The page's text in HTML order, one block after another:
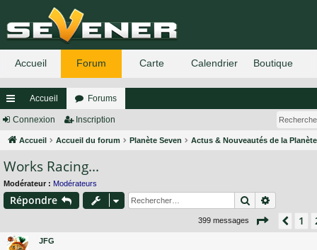
ac
co
ur
ci
Accueil Forums
Connexion Inscription
Accueil Accueil du forum Planète Seven Actus & Nouveautés de la
Works Racing...
Modérateur : Modérateurs
Répondre Rechercher
399 messages Page 31
JFG